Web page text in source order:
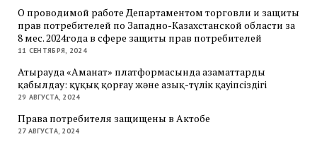
О проводимой работе Департаментом торговли и защиты
прав потребителей по Западно-Казахстанской области за
8 мес. 2024года в сфере защиты прав потребителей
11 СЕНТЯБРЯ, 2024
Атырауда «Аманат» платформасында азаматтарды
қабылдау: құқық қорғау және азық-түлік қауіпсіздігі
29 АВГУСТА, 2024
Права потребителя защищены в Актобе
27 АВГУСТА, 2024